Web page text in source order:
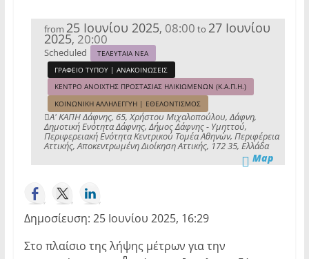
from 25 Ιουνίου 2025, 08:00 to 27 Ιουνίου
2025, 20:00
Scheduled
ΤΕΛΕΥΤΑΙΑ ΝΕΑ
ΓΡΑΦΕΙΟ ΤΥΠΟΥ | ΑΝΑΚΟΙΝΩΣΕΙΣ
ΚΕΝΤΡΟ ΑΝΟΙΧΤΗΣ ΠΡΟΣΤΑΣΙΑΣ ΗΛΙΚΙΩΜΕΝΩΝ (Κ.Α.Π.Η.)
ΚΟΙΝΩΝΙΚΗ ΑΛΛΗΛΕΓΓΥΗ | ΕΘΕΛΟΝΤΙΣΜΟΣ
Α' ΚΑΠΗ Δάφνης, 65, Χρήστου Μιχαλοπούλου, Δάφνη,
Δημοτική Ενότητα Δάφνης, Δήμος Δάφνης - Υμηττού,
Περιφερειακή Ενότητα Κεντρικού Τομέα Αθηνών, Περιφέρεια
Αττικής, Αποκεντρωμένη Διοίκηση Αττικής, 172 35, Ελλάδα
Map
Δημοσίευση: 25 Ιουνίου 2025, 16:29
Στο πλαίσιο της λήψης μέτρων για την